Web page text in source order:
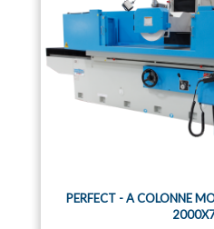
PERFECT - A COLONNE